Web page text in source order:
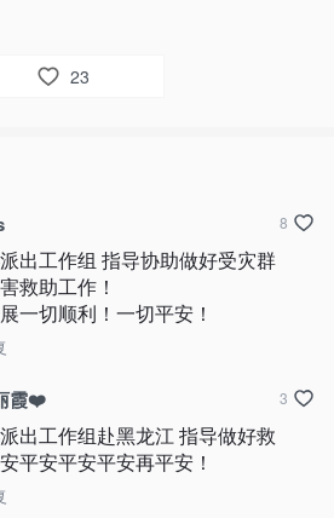
23
出工作组 指导协助做好受灾群
救助工作！
一切顺利！一切平安！
8
霞❤️
出工作组赴黑龙江 指导做好救
平安平安平安再平安！
3